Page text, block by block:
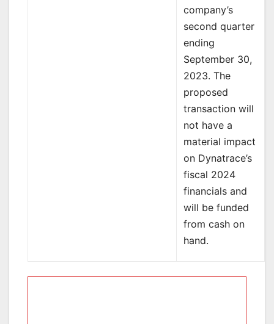
company’s
second quarter
ending
September 30,
2023. The
proposed
transaction will
not have a
material impact
on Dynatrace’s
fiscal 2024
financials and
will be funded
from cash on
hand.